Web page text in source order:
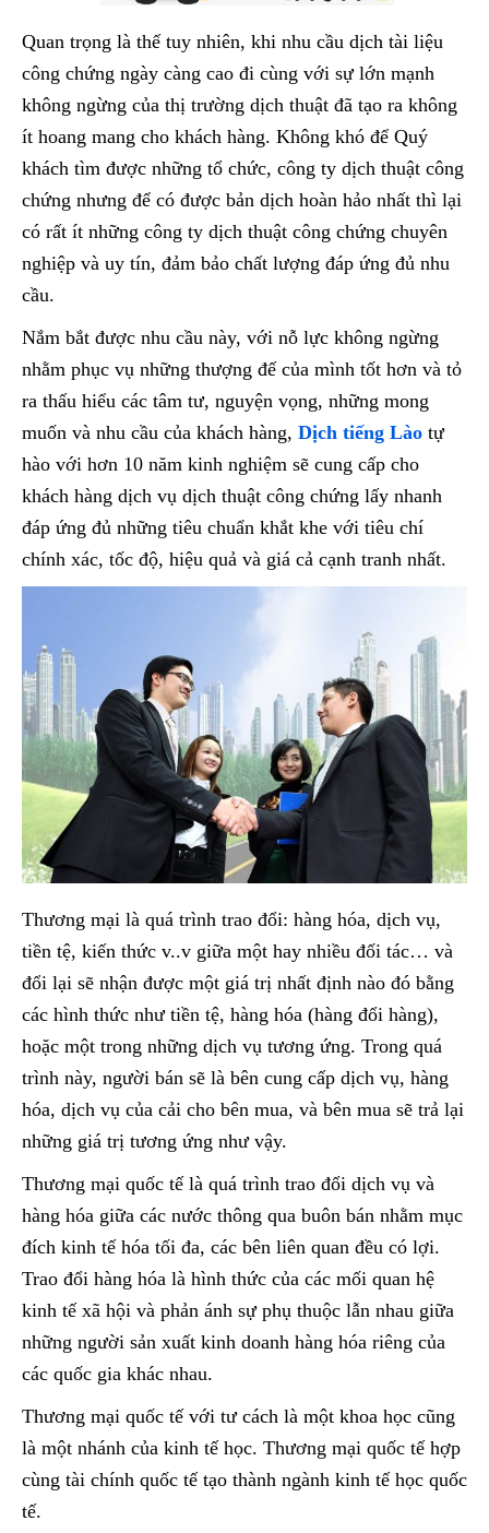
Quan trọng là thế tuy nhiên, khi nhu cầu dịch tài liệu
công chứng ngày càng cao đi cùng với sự lớn mạnh
không ngừng của thị trường dịch thuật đã tạo ra không
ít hoang mang cho khách hàng. Không khó để Quý
khách tìm được những tổ chức, công ty dịch thuật công
chứng nhưng để có được bản dịch hoàn hảo nhất thì lại
có rất ít những công ty dịch thuật công chứng chuyên
nghiệp và uy tín, đảm bảo chất lượng đáp ứng đủ nhu
cầu.
Nắm bắt được nhu cầu này, với nỗ lực không ngừng
nhằm phục vụ những thượng đế của mình tốt hơn và tỏ
ra thấu hiểu các tâm tư, nguyện vọng, những mong
muốn và nhu cầu của khách hàng, Dịch tiếng Lào tự
hào với hơn 10 năm kinh nghiệm sẽ cung cấp cho
khách hàng dịch vụ dịch thuật công chứng lấy nhanh
đáp ứng đủ những tiêu chuẩn khắt khe với tiêu chí
chính xác, tốc độ, hiệu quả và giá cả cạnh tranh nhất.
Thương mại là quá trình trao đổi: hàng hóa, dịch vụ,
tiền tệ, kiến thức v..v giữa một hay nhiều đối tác… và
đổi lại sẽ nhận được một giá trị nhất định nào đó bằng
các hình thức như tiền tệ, hàng hóa (hàng đổi hàng),
hoặc một trong những dịch vụ tương ứng. Trong quá
trình này, người bán sẽ là bên cung cấp dịch vụ, hàng
hóa, dịch vụ của cải cho bên mua, và bên mua sẽ trả lại
những giá trị tương ứng như vậy.
Thương mại quốc tế là quá trình trao đổi dịch vụ và
hàng hóa giữa các nước thông qua buôn bán nhằm mục
đích kinh tế hóa tối đa, các bên liên quan đều có lợi.
Trao đổi hàng hóa là hình thức của các mối quan hệ
kinh tế xã hội và phản ánh sự phụ thuộc lẫn nhau giữa
những người sản xuất kinh doanh hàng hóa riêng của
các quốc gia khác nhau.
Thương mại quốc tế với tư cách là một khoa học cũng
là một nhánh của kinh tế học. Thương mại quốc tế hợp
cùng tài chính quốc tế tạo thành ngành kinh tế học quốc
tế.